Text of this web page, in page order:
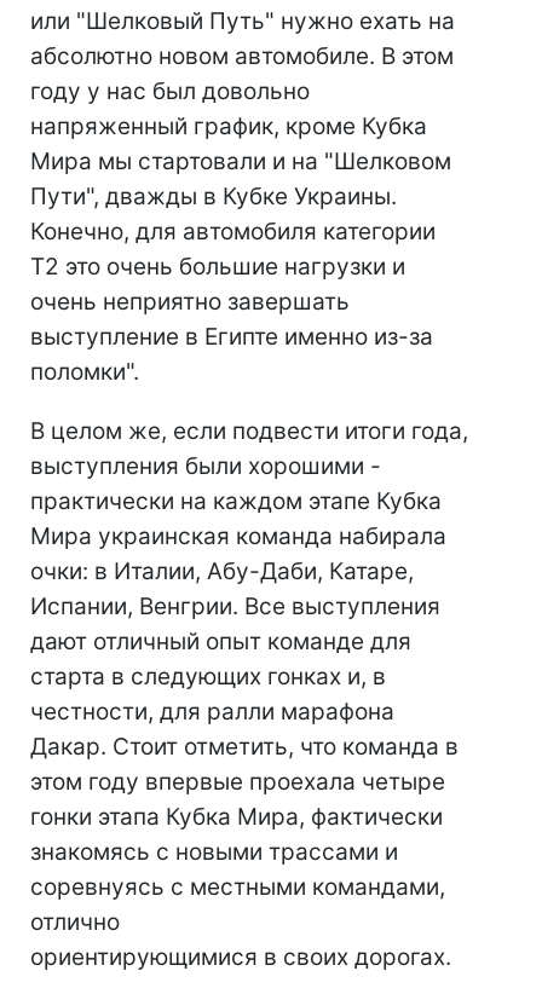
или "Шелковый Путь" нужно ехать на
абсолютно новом автомобиле. В этом
году у нас был довольно
напряженный график, кроме Кубка
Мира мы стартовали и на "Шелковом
Пути", дважды в Кубке Украины.
Конечно, для автомобиля категории
Т2 это очень большие нагрузки и
очень неприятно завершать
выступление в Египте именно из-за
поломки".
В целом же, если подвести итоги года,
выступления были хорошими -
практически на каждом этапе Кубка
Мира украинская команда набирала
очки: в Италии, Абу-Даби, Катаре,
Испании, Венгрии. Все выступления
дают отличный опыт команде для
старта в следующих гонках и, в
честности, для ралли марафона
Дакар. Стоит отметить, что команда в
этом году впервые проехала четыре
гонки этапа Кубка Мира, фактически
знакомясь с новыми трассами и
соревнуясь с местными командами,
отлично
ориентирующимися в своих дорогах.